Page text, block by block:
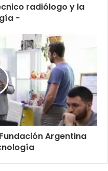
radiólogo y la
-
Argentina